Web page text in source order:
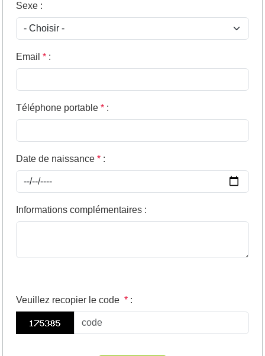
Sexe :
Email * :
Téléphone portable * :
Date de naissance * :
Informations complémentaires :
Veuillez recopier le code * :